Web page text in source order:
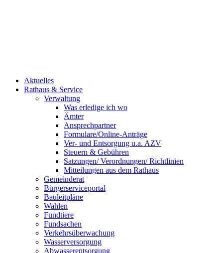
Aktuelles
Rathaus & Service
Verwaltung
Was erledige ich wo
Ämter
Ansprechpartner
Formulare/Online-Anträge
Ver- und Entsorgung u.a. AZV
Steuern & Gebühren
Satzungen/ Verordnungen/ Richtlinien
Mitteilungen aus dem Rathaus
Gemeinderat
Bürgerserviceportal
Bauleitpläne
Wahlen
Fundtiere
Fundsachen
Verkehrsüberwachung
Wasserversorgung
Abwasserentsorgung